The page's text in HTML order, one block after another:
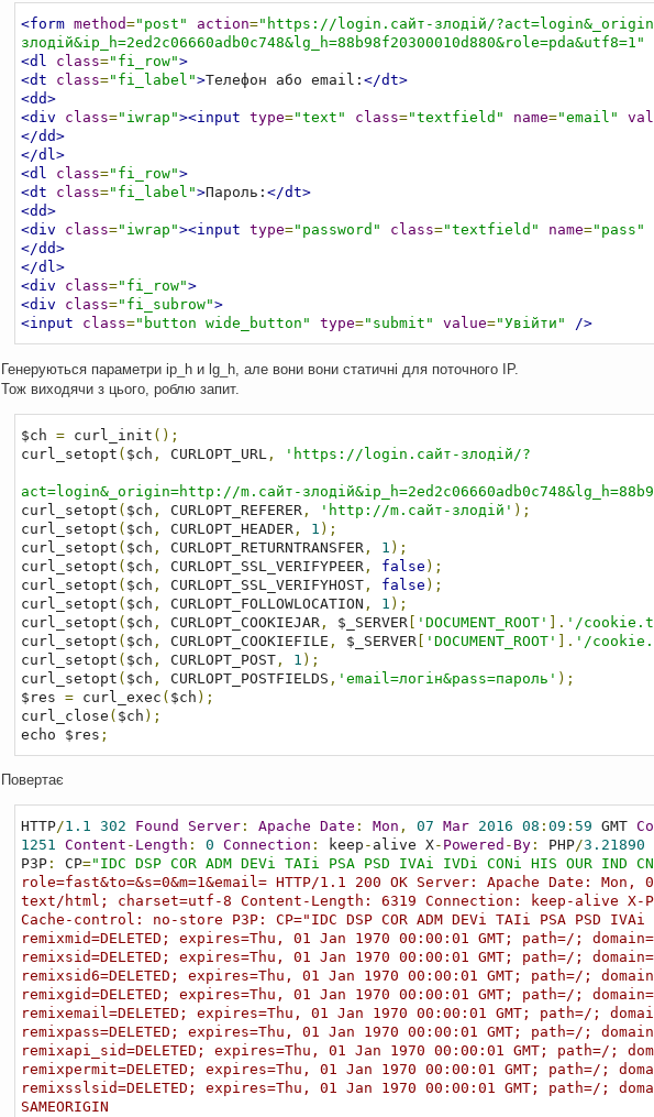
<form method="post" action="https://login.сайт-злодій/
злодій&ip_h=2ed2c06660adb0c748&lg_h=88b98f20300010d880&role=pda&utf8=1"
<dl
class="fi_row">
<dt
class="fi_label">Телефон або email: </dt>
<dd>
<div
class="iwrap"><input type="text" class="textfield" name="email"
</dd>
</dl>
<dl
class="fi_row">
<dt
class="fi_label">Пароль: </dt>
<dd>
<div
class="iwrap"><input type="password" class="textfield" name="pass"
</dd>
</dl>
<div
class="fi_row">
<div
class="fi_subrow">
<input
class="button wide_button" type="submit" value="Увійти" />
Генеруються параметри ip_h и lg_h, але вони вони статичні для поточного IP.
Тож виходячи з цього, роблю запит.
$ch = curl_init ();
curl_setopt ( $ch , CURLOPT_URL , 'https://login.сайт-злодій/?
act=login&_origin=http://m.сайт-
curl_setopt ( $ch , CURLOPT_REFERER, 'http://m.сайт-злодій' );
curl_setopt ( $ch , CURLOPT_HEADER, 1 );
curl_setopt ( $ch , CURLOPT_RETURNTRANSFER, 1 );
curl_setopt ( $ch , CURLOPT_SSL_VERIFYPEER, false );
curl_setopt ( $ch , CURLOPT_SSL_VERIFYHOST, false );
curl_setopt ( $ch , CURLOPT_FOLLOWLOCATION , 1 );
curl_setopt ( $ch , CURLOPT_COOKIEJAR, $_SERVER[ 'DOCUMENT_ROOT' ]. '/
curl_setopt ( $ch , CURLOPT_COOKIEFILE , $_SERVER[ 'DOCUMENT_ROOT' ]. '/
curl_setopt ( $ch , CURLOPT_POST, 1 );
curl_setopt ( $ch , CURLOPT_POSTFIELDS , 'email=логін&pass=пароль' );
$res = curl_exec ( $ch );
curl_close ( $ch );
echo $res ;
Повертає
HTTP/1.1 302 Found Server: Apache Date : Mon , 07 Mar 2016 08 : 09 : 59 GMT
1251 Content - Length : 0 Connection : keep - alive X- Powered - By: PHP/3.21890
P3P: CP="IDC DSP COR ADM DEVi TAIi PSA PSD IVAi IVDi CONi HIS OUR IND
role=fast&to=&s=0&m=1&email= HTTP/1.1 200 OK Server: Apache Date: Mon,
text/html; charset=utf-8 Content-Length: 6319 Connection: keep-alive X-
Cache-control: no-store P3P: CP="IDC DSP COR ADM DEVi TAIi PSA PSD
remixmid=DELETED; expires=Thu, 01 Jan 1970 00:00:01 GMT; path=/;
remixsid=DELETED; expires=Thu, 01 Jan 1970 00:00:01 GMT; path=/;
remixsid6=DELETED; expires=Thu, 01 Jan 1970 00:00:01 GMT; path=/;
remixgid=DELETED; expires=Thu, 01 Jan 1970 00:00:01 GMT; path=/;
remixemail=DELETED; expires=Thu, 01 Jan 1970 00:00:01 GMT; path=/;
remixpass=DELETED; expires=Thu, 01 Jan 1970 00:00:01 GMT; path=/;
remixapi_sid=DELETED; expires=Thu, 01 Jan 1970 00:00:01 GMT; path=/;
remixpermit=DELETED; expires=Thu, 01 Jan 1970 00:00:01 GMT; path=/;
remixsslsid=DELETED; expires=Thu, 01 Jan 1970 00:00:01 GMT; path=/;
SAMEORIGIN